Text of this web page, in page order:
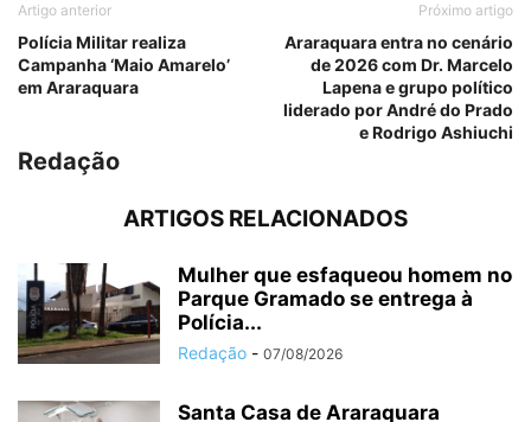
Artigo anterior
Polícia Militar realiza
Campanha ‘Maio Amarelo’
em Araraquara
Próximo artigo
Araraquara entra no cenário
de 2026 com Dr. Marcelo
Lapena e grupo político
liderado por André do Prado
e Rodrigo Ashiuchi
Redação
ARTIGOS RELACIONADOS
Mulher que esfaqueou homem no
Parque Gramado se entrega à
Polícia...
Redação - 07/08/2026
Santa Casa de Araraquara